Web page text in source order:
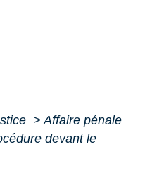
> Affaire pénale
devant le